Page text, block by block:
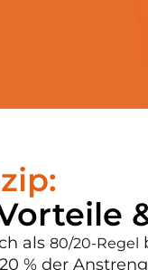
als 80/20-Regel
% der